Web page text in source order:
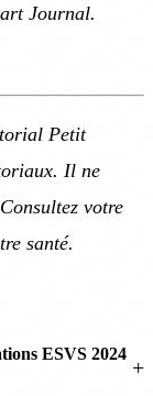
Journal.
Petit
Il ne
votre
santé.
ESVS 2024